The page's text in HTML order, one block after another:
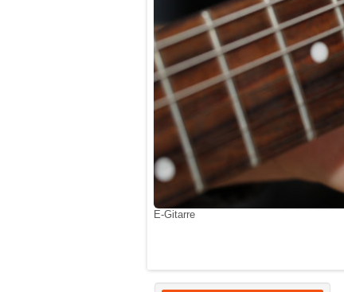
E-Gitarre